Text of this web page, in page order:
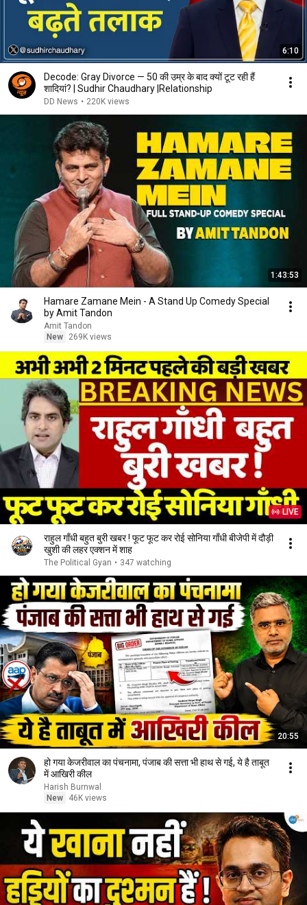
6:10
Decode: Gray Divorce — 50 की उम्र के बाद क्यों टूट रही हैं
शादियां? | Sudhir Chaudhary |Relationship
DD News • 220K views
1:43:53
Hamare Zamane Mein - A Stand Up Comedy Special
by Amit Tandon
Amit Tandon
New
269K views
LIVE
राहुल गाँधी बहुत बुरी खबर ! फूट फूट कर रोई सोनिया गाँधी बीजेपी में दौड़ी
खुशी की लहर एक्शन में शाह
The Political Gyan • 347 watching
20:55
हो गया केजरीवाल का पंचनामा, पंजाब की सत्ता भी हाथ से गई, ये है ताबूत
में आखिरी कील
Harish Burnwal
New
46K views